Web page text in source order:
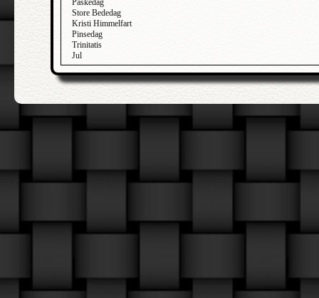
Påskedag
Store Bededag
Kristi Himmelfart
Pinsedag
Trinitatis
Jul